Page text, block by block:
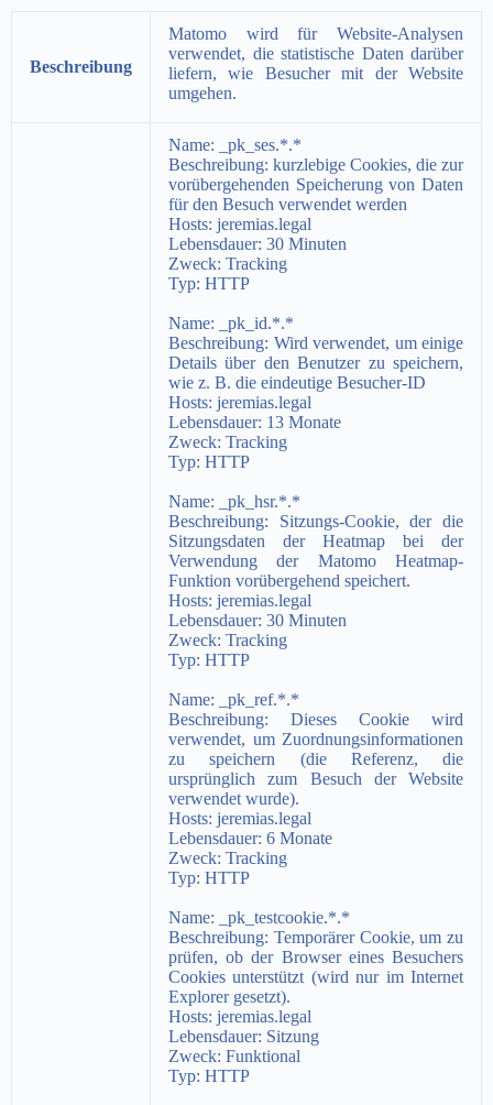
Beschreibung
Matomo wird für Website-Analysen
verwendet, die statistische Daten darüber
liefern, wie Besucher mit der Website
umgehen.
Name:
_pk_ses.*.*
Beschreibung: kurzlebige Cookies, die zur
vorübergehenden Speicherung von Daten
für den Besuch verwendet werden
Hosts: jeremias.legal
Lebensdauer: 30 Minuten
Zweck: Tracking
Typ: HTTP
Name: _pk_id.*.*
Beschreibung: Wird verwendet, um einige
Details über den Benutzer zu speichern,
wie z. B. die eindeutige Besucher-ID
Hosts: jeremias.legal
Lebensdauer: 13 Monate
Zweck: Tracking
Typ: HTTP
Name: _pk_hsr.*.*
Beschreibung: Sitzungs-Cookie, der die
Sitzungsdaten der Heatmap bei der
Verwendung der Matomo Heatmap-
Funktion vorübergehend speichert.
Hosts: jeremias.legal
Lebensdauer: 30 Minuten
Zweck: Tracking
Typ: HTTP
Name: _pk_ref.*.*
Beschreibung: Dieses Cookie wird
verwendet, um Zuordnungsinformationen
zu speichern (die Referenz, die
ursprünglich zum Besuch der Website
verwendet wurde).
Hosts: jeremias.legal
Lebensdauer: 6 Monate
Zweck: Tracking
Typ: HTTP
Name:
_pk_testcookie.*.*
Beschreibung: Temporärer Cookie, um zu
prüfen, ob der Browser eines Besuchers
Cookies unterstützt (wird nur im Internet
Explorer gesetzt).
Hosts: jeremias.legal
Lebensdauer: Sitzung
Zweck: Funktional
Typ: HTTP